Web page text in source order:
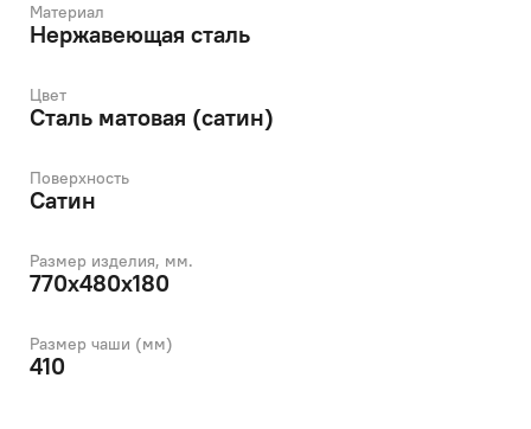
Материал
Нержавеющая сталь
Цвет
Сталь матовая (сатин)
Поверхность
Сатин
Размер изделия, мм.
770х480х180
Размер чаши (мм)
410